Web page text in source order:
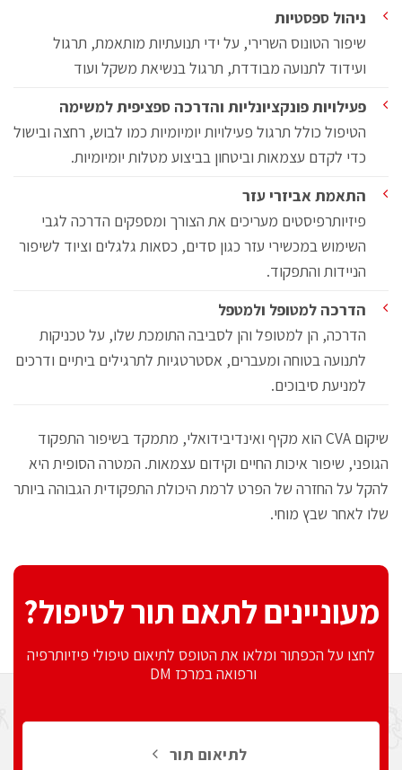
ניהול ספסטיות
שיפור הטונוס השרירי, על ידי תנועתיות מותאמת, תרגול
ועידוד לתנועה מבודדת, תרגול בנשיאת משקל ועוד
פעילויות פונקציונליות והדרכה ספציפית למשימה
הטיפול כולל תרגול פעילויות יומיומיות כמו לבוש, רחצה ובישול
כדי לקדם עצמאות וביטחון בביצוע מטלות יומיומיות.
התאמת אביזרי עזר
פיזיותרפיסטים מעריכים את הצורך ומספקים הדרכה לגבי
השימוש במכשירי עזר כגון סדים, כסאות גלגלים וציוד לשיפור
הניידות והתפקוד.
הדרכה למטופל ולמטפל
הדרכה, הן למטופל והן לסביבה התומכת שלו, על טכניקות
לתנועה בטוחה ומעברים, אסטרטגיות לתרגילים ביתיים ודרכים
למניעת סיבוכים.
שיקום CVA הוא מקיף ואינדיבידואלי, מתמקד בשיפור התפקוד
הגופני, שיפור איכות החיים וקידום עצמאות. המטרה הסופית היא
להקל על החזרה של הפרט לרמת היכולת התפקודית הגבוהה ביותר
שלו לאחר שבץ מוחי.
מעוניינים לתאם תור לטיפול?
לחצו על הכפתור ומלאו את הטופס לתיאום טיפולי פיזיותרפיה
ורפואה במרכז DM
לתיאום תור